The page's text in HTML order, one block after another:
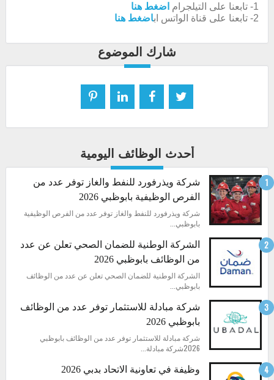
1- تابعنا على التيلجرام
اضغط هنا
2- تابعنا على قناة الواتس اب
اضغط هنا
شارك الموضوع
أحدث الوظائف اليومية
شركة ويذرفورد للنفط والغاز توفر عدد من
الفرص الوظيفية بابوظبي 2026
شركة ويذرفورد للنفط والغاز توفر عدد من الفرص الوظيفية
بابوظبي...
الشركة الوطنية للضمان الصحي تعلن عن عدد
من الوظائف بابوظبي 2026
الشركة الوطنية للضمان الصحي تعلن عن عدد من الوظائف
بابوظبي...
شركة مبادلة للاستثمار توفر عدد من الوظائف
بابوظبي 2026
شركة مبادلة للاستثمار توفر عدد من الوظائف بابوظبي
2026شركة مبادلة...
وظيفة في تعاونية الاتحاد بدبي 2026